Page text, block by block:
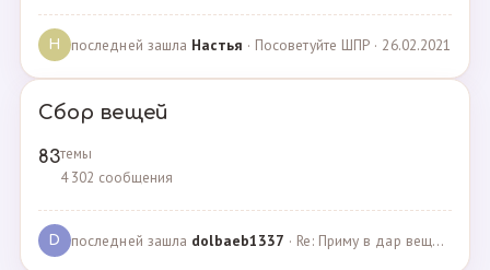
Н последней зашла Настья · Посоветуйте ШПР · 26.02.2021
Сбор вещей
83темы
4 302 сообщения
D последней зашла dolbaeb1337 · Re: Приму в дар вещи на новорождённую девочку · 13.12.2024